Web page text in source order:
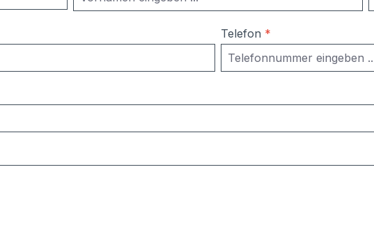
Telefon *